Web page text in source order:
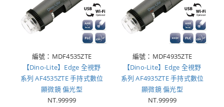
編號：MDF4535ZTE
【Dino-Lite】Edge 全視野
系列 AF4535ZTE 手持式數位
顯微鏡 偏光型
NT.99999
編號：MDF4935ZTE
【Dino-Lite】Edge 全視野
系列 AF4935ZTE 手持式數位
顯微鏡 偏光型
NT.99999